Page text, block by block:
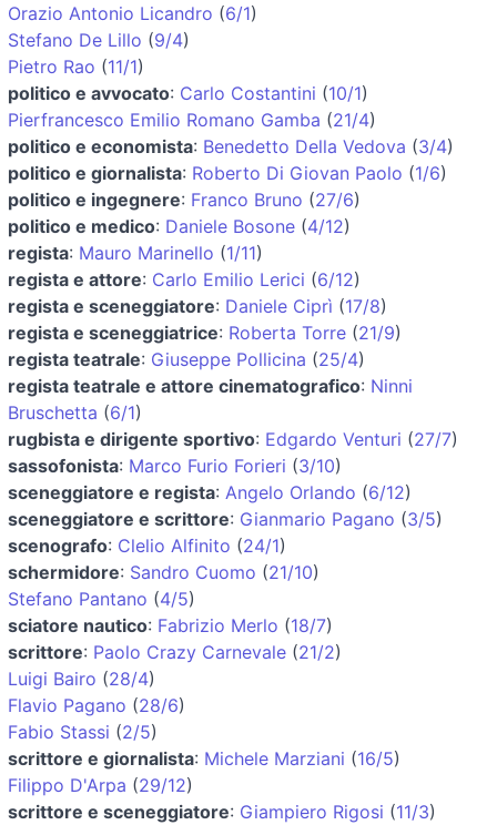
Orazio Antonio Licandro (6/1)
Stefano De Lillo (9/4)
Pietro Rao (11/1)
politico e avvocato: Carlo Costantini (10/1)
Pierfrancesco Emilio Romano Gamba (21/4)
politico e economista: Benedetto Della Vedova (3/4)
politico e giornalista: Roberto Di Giovan Paolo (1/6)
politico e ingegnere: Franco Bruno (27/6)
politico e medico: Daniele Bosone (4/12)
regista: Mauro Marinello (1/11)
regista e attore: Carlo Emilio Lerici (6/12)
regista e sceneggiatore: Daniele Ciprì (17/8)
regista e sceneggiatrice: Roberta Torre (21/9)
regista teatrale: Giuseppe Pollicina (25/4)
regista teatrale e attore cinematografico: Ninni
Bruschetta (6/1)
rugbista e dirigente sportivo: Edgardo Venturi (27/7)
sassofonista: Marco Furio Forieri (3/10)
sceneggiatore e regista: Angelo Orlando (6/12)
sceneggiatore e scrittore: Gianmario Pagano (3/5)
scenografo: Clelio Alfinito (24/1)
schermidore: Sandro Cuomo (21/10)
Stefano Pantano (4/5)
sciatore nautico: Fabrizio Merlo (18/7)
scrittore: Paolo Crazy Carnevale (21/2)
Luigi Bairo (28/4)
Flavio Pagano (28/6)
Fabio Stassi (2/5)
scrittore e giornalista: Michele Marziani (16/5)
Filippo D'Arpa (29/12)
scrittore e sceneggiatore: Giampiero Rigosi (11/3)